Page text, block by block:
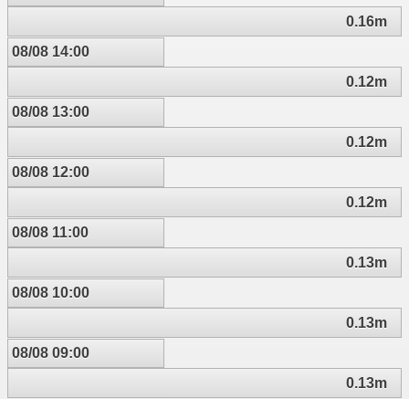
0.16m
08/08 14:00
0.12m
08/08 13:00
0.12m
08/08 12:00
0.12m
08/08 11:00
0.13m
08/08 10:00
0.13m
08/08 09:00
0.13m